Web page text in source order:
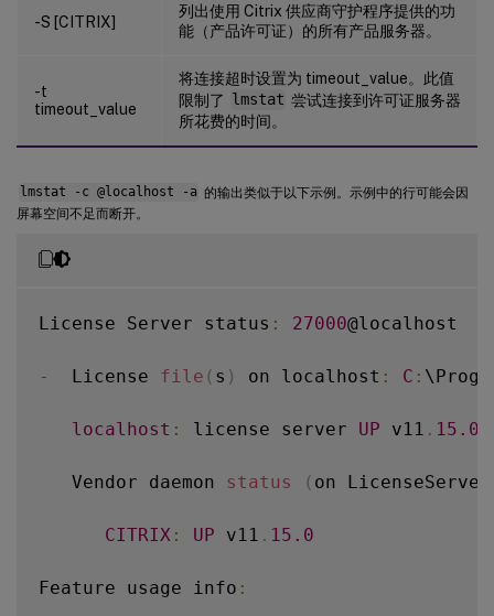
-S [CITRIX]
列出使用 Citrix 供应商守护程序提供的功
能（产品许可证）的所有产品服务器。
-t
timeout_value
将连接超时设置为 timeout_value。此值
限制了 lmstat 尝试连接到许可证服务器
所花费的时间。
lmstat -c @localhost -a 的输出类似于以下示例。示例中的行可能会因
屏幕空间不足而断开。
License Server status : 27000@localhost
-
  License
file ( s ) on localhost : C :
localhost : license server UP v11 . 15.0
   Vendor daemon
status ( on LicenseServer
CITRIX : UP v11 . 15.0
Feature usage info :